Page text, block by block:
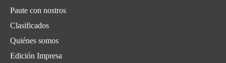
Paute con nostros
Clasificados
Quiénes somos
Edición Impresa